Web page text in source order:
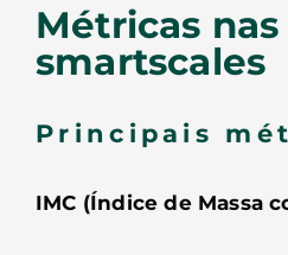
Métricas nas
smartscales
Principais
IMC (Índice de Massa